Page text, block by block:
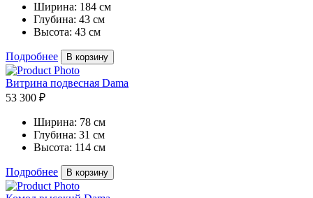
Ширина: 184 см
Глубина: 43 см
Высота: 43 см
Подробнее В корзину
Витрина подвесная Dama
53 300 ₽
Ширина: 78 см
Глубина: 31 см
Высота: 114 см
Подробнее В корзину